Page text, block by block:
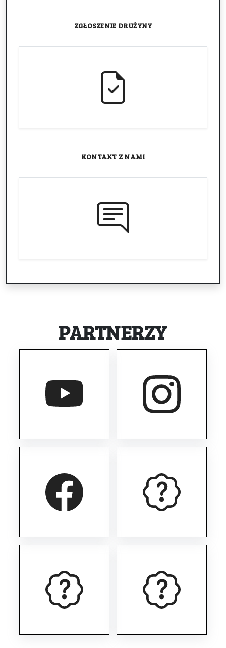
ZGŁOSZENIE DRUŻYNY
KONTAKT Z NAMI
PARTNERZY